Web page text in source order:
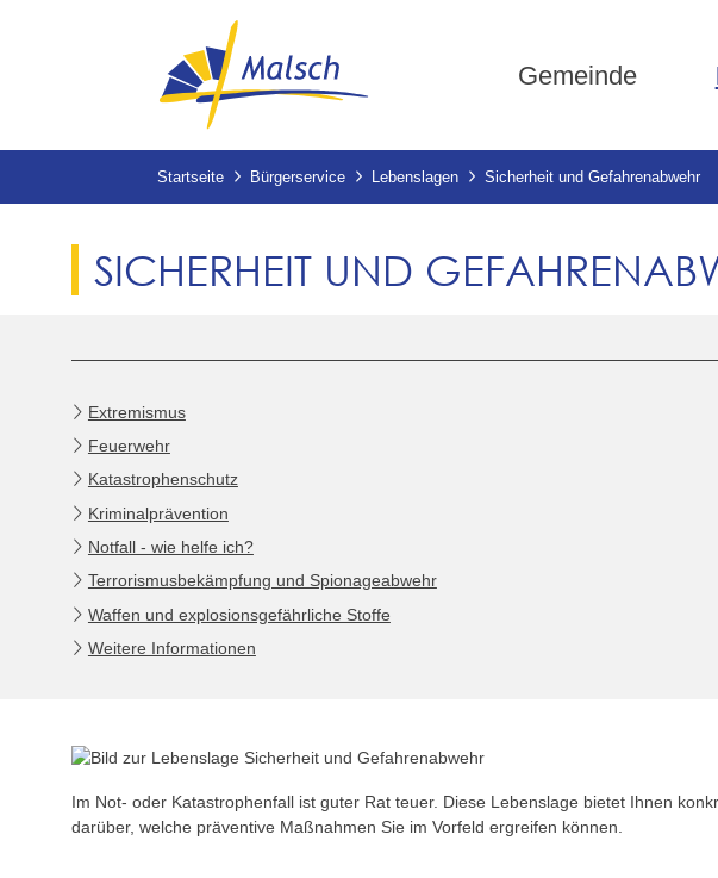
Gemeinde
Startseite Bürgerservice Lebenslagen Sicherheit und Gefahrenabwehr
SICHERHEIT UND
Extremismus
Feuerwehr
Katastrophenschutz
Kriminalprävention
Notfall - wie helfe ich?
Terrorismusbekämpfung und Spionageabwehr
Waffen und explosionsgefährliche Stoffe
Weitere Informationen
Im Not- oder Katastrophenfall ist guter Rat teuer. Diese Lebenslage bietet Ihnen
darüber, welche präventive Maßnahmen Sie im Vorfeld ergreifen können.